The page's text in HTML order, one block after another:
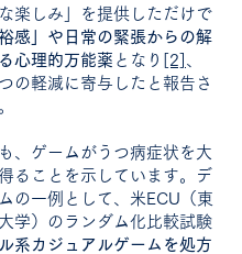
楽しみ」を提供しただけで
裕感」や日常の緊張からの解
心理的万能薬 となり [2] 、
の軽減に寄与したと報告さ
、ゲームがうつ病症状を大
ることを示しています。デ
の一例として、米ECU（東
学）のランダム化比較試験
系カジュアルゲームを処方